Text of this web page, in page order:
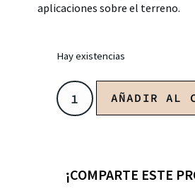
aplicaciones sobre el terreno.
Hay existencias
AÑADIR AL
¡COMPARTE ESTE